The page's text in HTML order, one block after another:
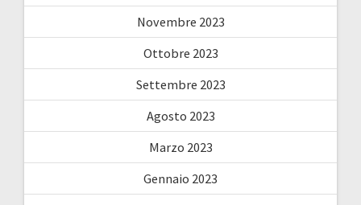
Novembre 2023
Ottobre 2023
Settembre 2023
Agosto 2023
Marzo 2023
Gennaio 2023